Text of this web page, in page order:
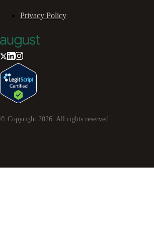
Privacy Policy
© Copyright 2026. All rights reserved.